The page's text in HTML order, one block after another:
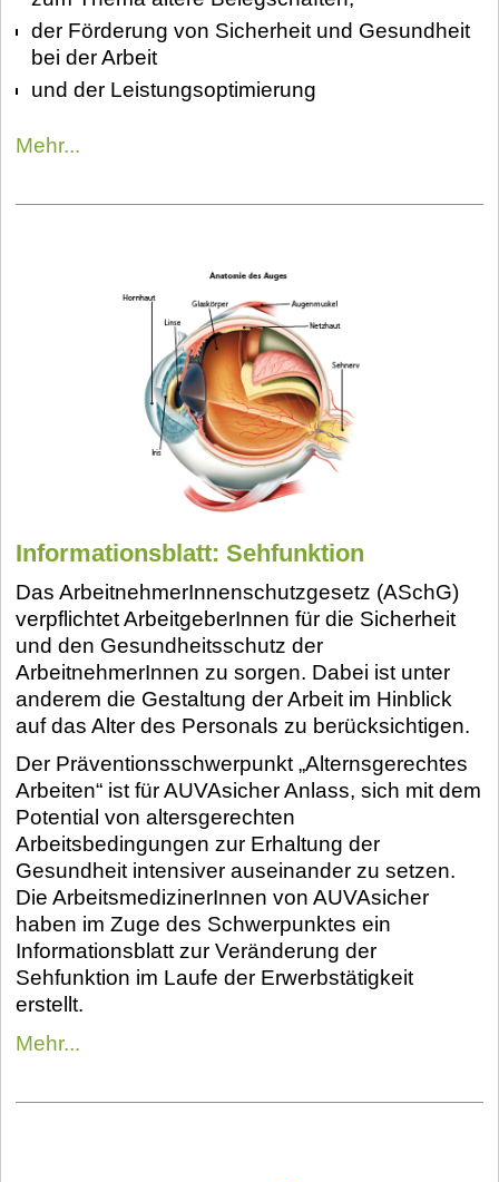
der Förderung von Sicherheit und Gesundheit
bei der Arbeit
und der Leistungsoptimierung
Mehr...
Informationsblatt: Sehfunktion
Das ArbeitnehmerInnenschutzgesetz (ASchG)
verpflichtet ArbeitgeberInnen für die Sicherheit
und den Gesundheitsschutz der
ArbeitnehmerInnen zu sorgen. Dabei ist unter
anderem die Gestaltung der Arbeit im Hinblick
auf das Alter des Personals zu berücksichtigen.
Der Präventionsschwerpunkt „Alternsgerechtes
Arbeiten“ ist für AUVAsicher Anlass, sich mit dem
Potential von altersgerechten
Arbeitsbedingungen zur Erhaltung der
Gesundheit intensiver auseinander zu setzen.
Die ArbeitsmedizinerInnen von AUVAsicher
haben im Zuge des Schwerpunktes ein
Informationsblatt zur Veränderung der
Sehfunktion im Laufe der Erwerbstätigkeit
erstellt.
Mehr...